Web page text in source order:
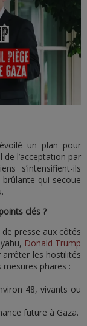
un plan pour
de l’acceptation par
s’intensifient-ils
qui secoue
clés ?
presse aux côtés
Donald Trump
arrêter les hostilités
mesures phares :
48, vivants ou
future à Gaza.